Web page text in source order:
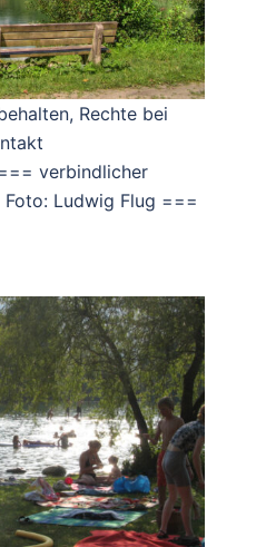
Rechte bei
verbindlicher
Ludwig Flug ===